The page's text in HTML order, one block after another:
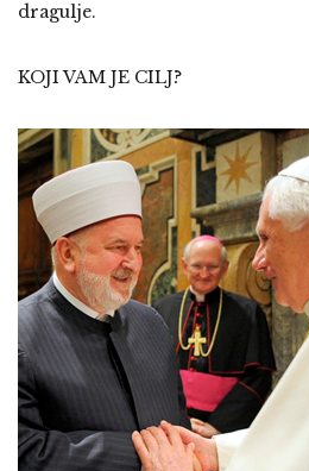
dragulje.
KOJI VAM JE CILJ?